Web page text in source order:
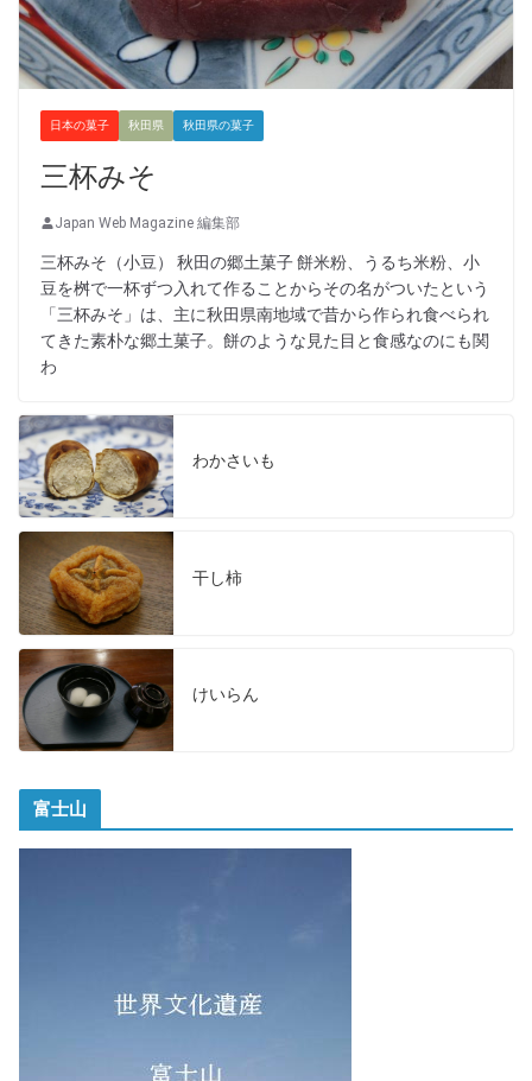
日本の菓子 秋田県 秋田県の菓子
三杯みそ
Japan Web Magazine 編集部
三杯みそ（小豆） 秋田の郷土菓子 餅米粉、うるち米粉、小
豆を桝で一杯ずつ入れて作ることからその名がついたという
「三杯みそ」は、主に秋田県南地域で昔から作られ食べられ
てきた素朴な郷土菓子。餅のような見た目と食感なのにも関
わ
わかさいも
干し柿
けいらん
富士山